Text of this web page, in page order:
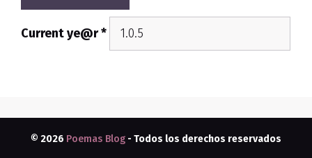
Current ye@r*
© 2026 Poemas Blog - Todos los derechos reservados